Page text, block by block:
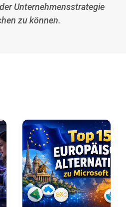
Unternehmensstrategie
zu können.